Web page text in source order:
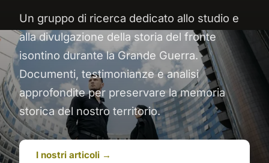
Un gruppo di ricerca dedicato allo studio e
alla divulgazione della storia del fronte
isontino durante la Grande Guerra.
Documenti, testimonianze e analisi
approfondite per preservare la memoria
storica del nostro territorio.
I nostri articoli →